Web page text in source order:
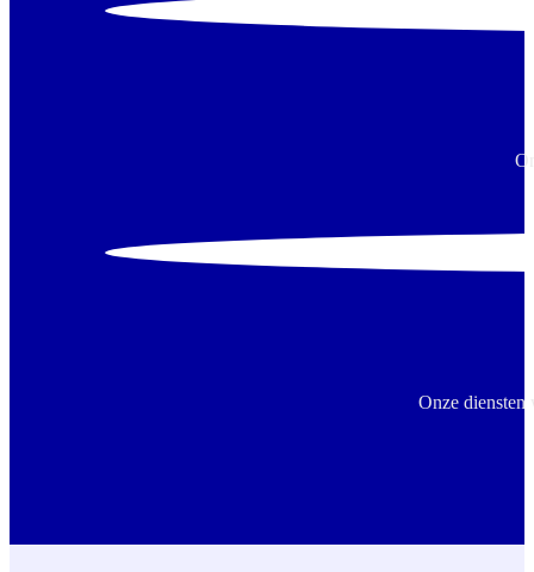
Onze diensten